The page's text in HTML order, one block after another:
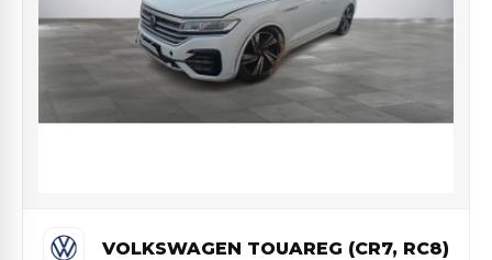
VOLKSWAGEN TOUAREG (CR7, RC8)